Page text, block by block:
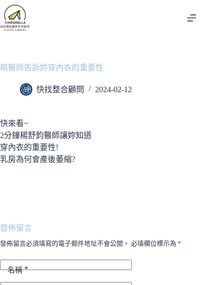
跳
至
主
容
楊醫師告訴妳穿內衣的重要性
快找整合顧問 2024-02-12
快來看~
2分鐘楊舒鈞醫師讓妳知道
穿內衣的重要性!
乳房為何會產後萎縮?
發佈留言
發佈留言必須填寫的電子郵件地址不會公開。 必填欄位標示為 *
名稱*